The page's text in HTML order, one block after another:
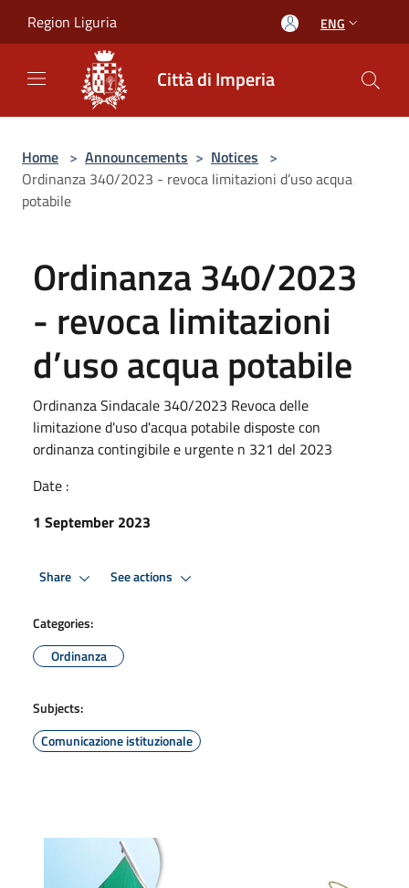
Region Liguria ENG
Città di Imperia
Home > Announcements > Notices >
Ordinanza 340/2023 - revoca limitazioni d’uso acqua
potabile
Ordinanza 340/2023
- revoca limitazioni
d’uso acqua potabile
Ordinanza Sindacale 340/2023 Revoca delle
limitazione d'uso d'acqua potabile disposte con
ordinanza contingibile e urgente n 321 del 2023
Date :
1 September 2023
Share See actions
Categories:
Ordinanza
Subjects:
Comunicazione istituzionale